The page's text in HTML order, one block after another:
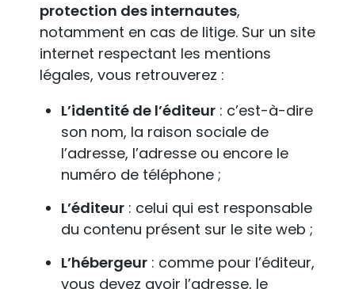
protection des internautes,
notamment en cas de litige. Sur un site
internet respectant les mentions
légales, vous retrouverez :
L’identité de l’éditeur : c’est-à-dire
son nom, la raison sociale de
l’adresse, l’adresse ou encore le
numéro de téléphone ;
L’éditeur : celui qui est responsable
du contenu présent sur le site web ;
L’hébergeur : comme pour l’éditeur,
vous devez avoir l’adresse, le